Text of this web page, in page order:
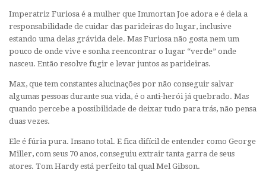
Imperatriz Furiosa é a mulher que Immortan Joe adora e é dela a
responsabilidade de cuidar das parideiras do lugar, inclusive
estando uma delas grávida dele. Mas Furiosa não gosta nem um
pouco de onde vive e sonha reencontrar o lugar “verde” onde
nasceu. Então resolve fugir e levar juntos as parideiras.
Max, que tem constantes alucinações por não conseguir salvar
algumas pessoas durante sua vida, é o anti-herói já quebrado. Mas
quando percebe a possibilidade de deixar tudo para trás, não pensa
duas vezes.
Ele é fúria pura. Insano total. E fica difícil de entender como George
Miller, com seus 70 anos, conseguiu extrair tanta garra de seus
atores. Tom Hardy está perfeito tal qual Mel Gibson.